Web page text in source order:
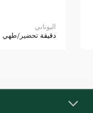
اليوناني
دقيقة تحضير/طهي